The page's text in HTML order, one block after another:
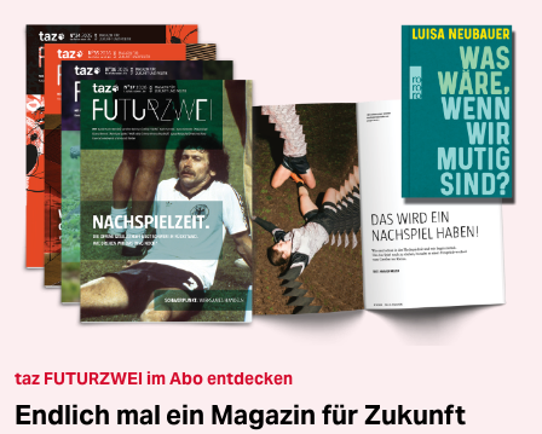
taz FUTURZWEI im Abo entdecken
Endlich mal ein Magazin für Zukunft